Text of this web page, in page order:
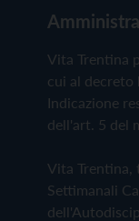
Vita Trentina
cui al decreto
Indicazione
dell'art. 5 del
Vita Trentina,
Settimanali